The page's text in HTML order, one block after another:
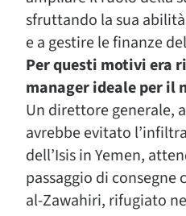
sfruttando la sua
e a gestire le finanze
Per questi motivi era
manager ideale per
Un direttore generale,
avrebbe evitato
dell’Isis in Yemen,
passaggio di
al-Zawahiri, rifugiato